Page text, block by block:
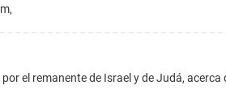
el remanente de Israel y de Judá, acerca